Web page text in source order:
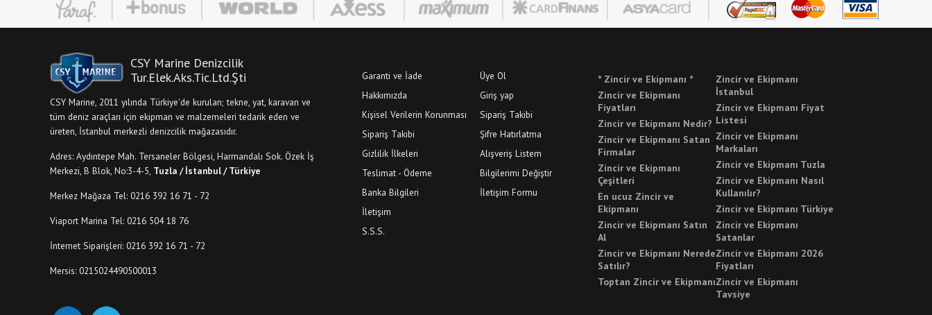
CSY Marine Denizcilik
Tur.Elek.Aks.Tic.Ltd.Şti
CSY Marine, 2011 yılında Türkiye'de kurulan; tekne, yat, karavan ve
tüm deniz araçları için ekipman ve malzemeleri tedarik eden ve
üreten, İstanbul merkezli denizcilik mağazasıdır.
Adres: Aydıntepe Mah. Tersaneler Bölgesi, Harmandalı Sok. Özek İş
Merkezi, B Blok, No:3-4-5, Tuzla / İstanbul / Türkiye
Merkez Mağaza Tel: 0216 392 16 71 - 72
Viaport Marina Tel: 0216 504 18 76
İnternet Siparişleri: 0216 392 16 71 - 72
Mersis: 0215024490500013
Garanti ve İade
Hakkımızda
Kişisel Verilerin Korunması
Sipariş Takibi
Gizlilik İlkeleri
Teslimat - Ödeme
Banka Bilgileri
İletişim
S.S.S.
Üye Ol
Giriş yap
Sipariş Takibi
Şifre Hatırlatma
Alışveriş Listem
Bilgilerimi Değiştir
İletişim Formu
* Zincir ve Ekipmanı *
Zincir ve Ekipmanı
Fiyatları
Zincir ve Ekipmanı Nedir?
Zincir ve Ekipmanı Satan
Firmalar
Zincir ve Ekipmanı
Çeşitleri
En ucuz Zincir ve
Ekipmanı
Zincir ve Ekipmanı Satın
Al
Zincir ve Ekipmanı Nerede
Satılır?
Toptan Zincir ve Ekipmanı
Zincir ve Ekipmanı
İstanbul
Zincir ve Ekipmanı Fiyat
Listesi
Zincir ve Ekipmanı
Markaları
Zincir ve Ekipmanı Tuzla
Zincir ve Ekipmanı Nasıl
Kullanılır?
Zincir ve Ekipmanı Türkiye
Zincir ve Ekipmanı
Satanlar
Zincir ve Ekipmanı 2026
Fiyatları
Zincir ve Ekipmanı
Tavsiye